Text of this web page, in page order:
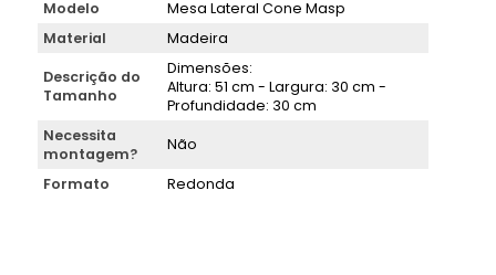
Modelo
Mesa Lateral Cone Masp
Material
Madeira
Descrição do
Tamanho
Dimensões:
Altura: 51 cm - Largura: 30 cm -
Profundidade: 30 cm
Necessita
montagem?
Não
Formato Redonda